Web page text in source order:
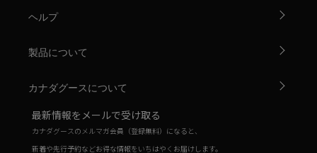
ヘルプ
製品について
カナダグースについて
最新情報をメールで受け取る
カナダグースのメルマガ会員（登録無料）になると、
新着や先行予約などお得な情報をいちはやくお届けします。